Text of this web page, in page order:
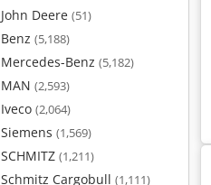
John Deere (51)
Benz (5,188)
Mercedes-Benz (5,182)
MAN (2,593)
Iveco (2,064)
Siemens (1,569)
SCHMITZ (1,211)
Schmitz Cargobull (1,111)